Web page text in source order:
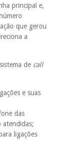
principal e,
que gerou
a
de call
e suas
das
atendidas;
ligações